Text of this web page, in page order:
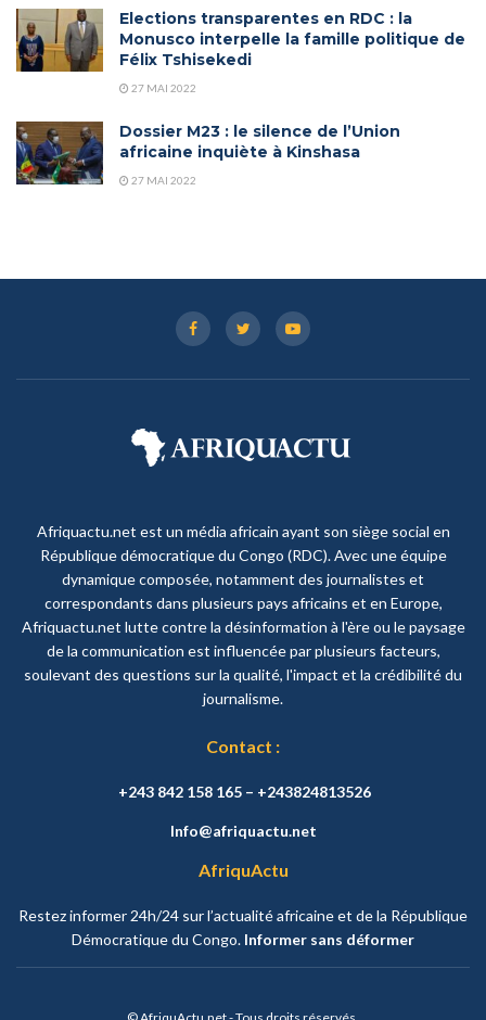
Elections transparentes en RDC : la
Monusco interpelle la famille politique de
Félix Tshisekedi
27 MAI 2022
Dossier M23 : le silence de l’Union
africaine inquiète à Kinshasa
27 MAI 2022
Afriquactu.net est un média africain ayant son siège social en
République démocratique du Congo (RDC). Avec une équipe
dynamique composée, notamment des journalistes et
correspondants dans plusieurs pays africains et en Europe,
Afriquactu.net lutte contre la désinformation à l'ère ou le paysage
de la communication est influencée par plusieurs facteurs,
soulevant des questions sur la qualité, l'impact et la crédibilité du
journalisme.
Contact :
+243 842 158 165 – +243824813526
Info@afriquactu.net
AfriquActu
Restez informer 24h/24 sur l’actualité africaine et de la République
Démocratique du Congo. Informer sans déformer